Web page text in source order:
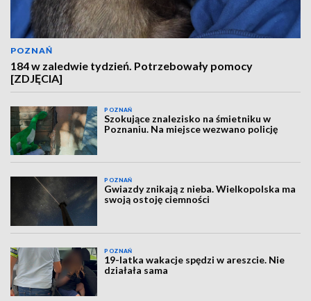
POZNAŃ
184 w zaledwie tydzień. Potrzebowały pomocy
[ZDJĘCIA]
POZNAŃ
Szokujące znalezisko na śmietniku w
Poznaniu. Na miejsce wezwano policję
POZNAŃ
Gwiazdy znikają z nieba. Wielkopolska ma
swoją ostoję ciemności
POZNAŃ
19-latka wakacje spędzi w areszcie. Nie
działała sama